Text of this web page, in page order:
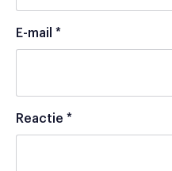
E-mail *
Reactie *